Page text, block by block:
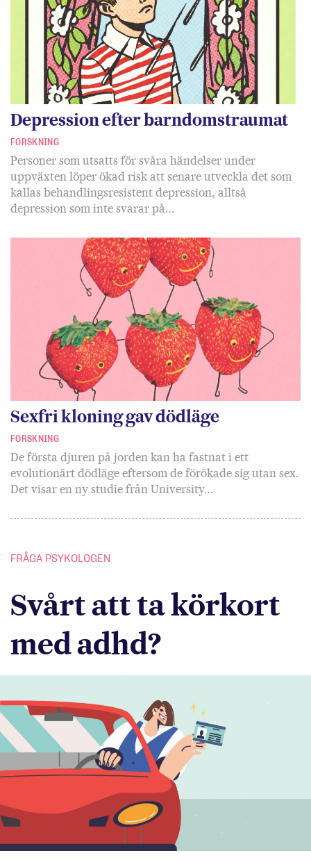
Depression efter barndomstraumat
FORSKNING
Personer som utsatts för svåra händelser under
uppväxten löper ökad risk att senare utveckla det som
kallas behandlingsresistent depression, alltså
depression som inte svarar på…
Sexfri kloning gav dödläge
FORSKNING
De första djuren på jorden kan ha fastnat i ett
evolutionärt dödläge eftersom de förökade sig utan sex.
Det visar en ny studie från University…
FRÅGA PSYKOLOGEN
Svårt att ta körkort
med adhd?